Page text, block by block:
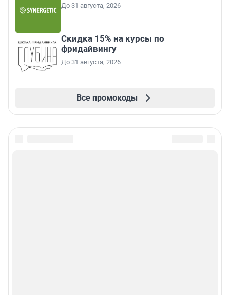
До 31 августа, 2026
Скидка 15% на курсы по
фридайвингу
До 31 августа, 2026
Все промокоды